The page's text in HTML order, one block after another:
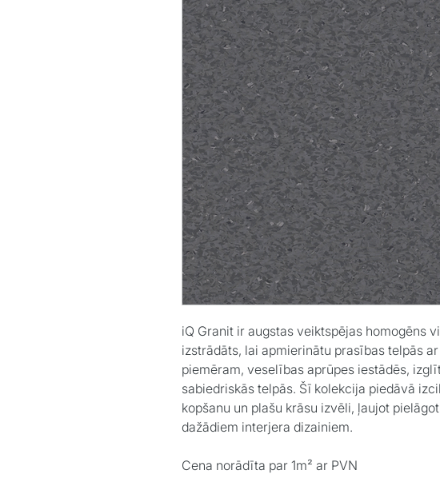
iQ Granit ir augstas veiktspējas homogēns
izstrādāts, lai apmierinātu prasības telpās
piemēram, veselības aprūpes iestādēs,
sabiedriskās telpās. Šī kolekcija piedāvā
kopšanu un plašu krāsu izvēli, ļaujot
dažādiem interjera dizainiem.​
Cena norādīta par 1m² ar PVN